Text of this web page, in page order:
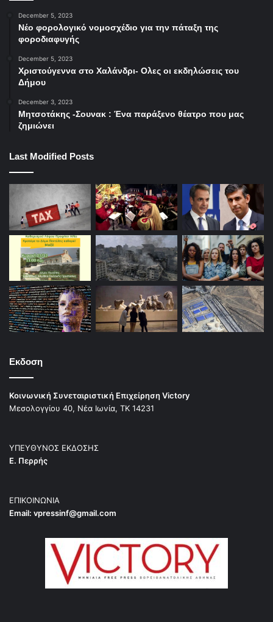
December 5, 2023
Νέο φορολογικό νομοσχέδιο για την πάταξη της
φοροδιαφυγής
December 5, 2023
Χριστούγεννα στο Χαλάνδρι- Ολες οι εκδηλώσεις του
Δήμου
December 3, 2023
Μητσοτάκης -Σουνακ : Ένα παράξενο θέατρο που μας
ζημιώνει
Last Modified Posts
Εκδοση
Κοινωνική Συνεταιριστική Επιχείρηση Victory
Μεσολογγίου 40, Νέα Ιωνία, ΤΚ 14231
ΥΠΕΥΘΥΝΟΣ ΕΚΔΟΣΗΣ
Ε. Περρής
ΕΠΙΚΟΙΝΩΝΙΑ
Email: vpressinf@gmail.com